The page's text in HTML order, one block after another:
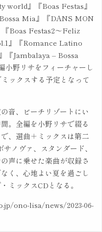
world』『Boas Festas』
Mia』『DANS MON
Boas Festas2～Feliz
』『Romance Latino
『Jambalaya – Bossa
野リサをフィーチャーし
ックスする予定となって
音、ビーチリゾートにい
。全編を小野リサで綴る
、選曲＋ミックスは第二
ノヴァ、スタンダード、
声に乗せた楽曲が収録さ
く、心地よい夏を過ごし
ミックスCDとなる。
ono-lisa/news/2023-06-